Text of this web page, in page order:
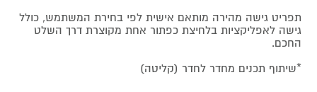
תפריט גישה מהירה מותאם אישית לפי בחירת המשתמש, כולל
גישה לאפליקציות בלחיצת כפתור אחת מקוצרת דרך השלט
החכם.
*שיתוף תכנים מחדר לחדר (קליטה)